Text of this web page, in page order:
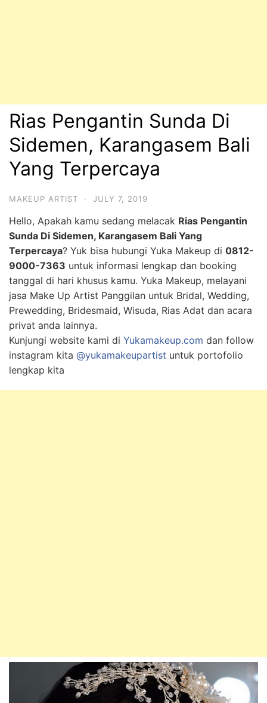
Rias Pengantin Sunda Di
Sidemen, Karangasem Bali
Yang Terpercaya
MAKEUP ARTIST · JULY 7, 2019
Hello, Apakah kamu sedang melacak Rias Pengantin
Sunda Di Sidemen, Karangasem Bali Yang
Terpercaya? Yuk bisa hubungi Yuka Makeup di 0812-
9000-7363 untuk informasi lengkap dan booking
tanggal di hari khusus kamu. Yuka Makeup, melayani
jasa Make Up Artist Panggilan untuk Bridal, Wedding,
Prewedding, Bridesmaid, Wisuda, Rias Adat dan acara
privat anda lainnya.
Kunjungi website kami di Yukamakeup.com dan follow
instagram kita @yukamakeupartist untuk portofolio
lengkap kita